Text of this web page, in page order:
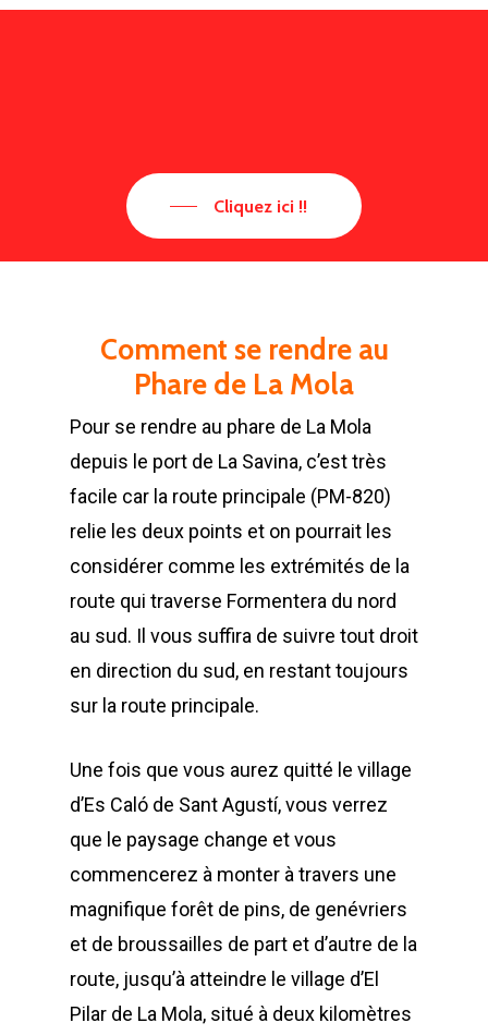
Cliquez ici !!
Comment se rendre au
Phare de La Mola
Pour se rendre au phare de La Mola
depuis le port de La Savina, c’est très
facile car la route principale (PM-820)
relie les deux points et on pourrait les
considérer comme les extrémités de la
route qui traverse Formentera du nord
au sud. Il vous suffira de suivre tout droit
en direction du sud, en restant toujours
sur la route principale.
Une fois que vous aurez quitté le village
d’Es Caló de Sant Agustí, vous verrez
que le paysage change et vous
commencerez à monter à travers une
magnifique forêt de pins, de genévriers
et de broussailles de part et d’autre de la
route, jusqu’à atteindre le village d’El
Pilar de La Mola, situé à deux kilomètres